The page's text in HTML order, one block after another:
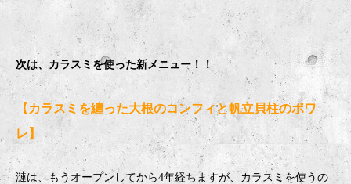
次は、カラスミを使った新メニュー！！
【カラスミを纏った大根のコンフィと帆立貝柱のポワ
レ】
漣は、もうオープンしてから4年経ちますが、カラスミを使うの